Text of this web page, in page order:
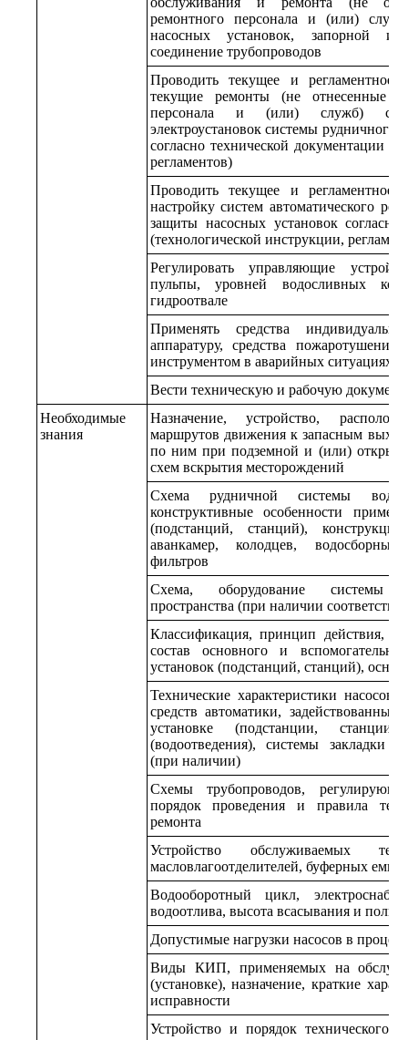
ремонтного персонала и (или)
насосных установок, запорной и
соединение трубопроводов
Проводить текущее и регламентное
текущие ремонты (не отнесенные к
персонала и (или) служб)
электроустановок системы рудничного
согласно технической документации
регламентов)
Проводить текущее и регламентное
настройку систем автоматического
защиты насосных установок согласно
(технологической инструкции,
Регулировать управляющие
пульпы, уровней водосливных
гидроотвале
Применять средства
аппаратуру, средства
инструментом в аварийных ситуациях
Вести техническую и рабочую
Необходимые
знания
Назначение, устройство,
маршрутов движения к запасным
по ним при подземной и (или)
схем вскрытия месторождений
Схема рудничной системы
конструктивные особенности
(подстанций, станций),
аванкамер, колодцев, водосборных
фильтров
Схема, оборудование системы
пространства (при наличии
Классификация, принцип действия,
состав основного и
установок (подстанций, станций),
Технические характеристики
средств автоматики,
установке (подстанции,
(водоотведения), системы закладки
(при наличии)
Схемы трубопроводов,
порядок проведения и правила
ремонта
Устройство обслуживаемых
масловлагоотделителей, буферных
Водооборотный цикл,
водоотлива, высота всасывания и
Допустимые нагрузки насосов в
Виды КИП, применяемых на
(установке), назначение, краткие
исправности
Устройство и порядок технического